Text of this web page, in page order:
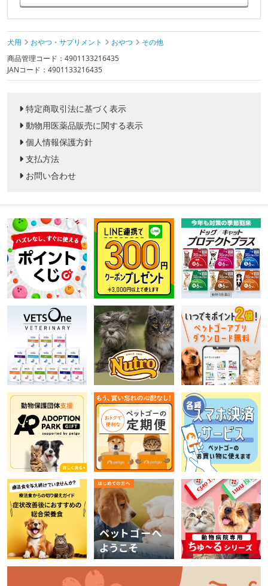
犬用 おやつ・サプリメント おやつ
その他
商品管理コード：4901133216435
JANコード：4901133216435
特定商取引法に基づく表示
動物用医薬品販売に関する表示
個人情報保護方針
支払方法
お問い合わせ